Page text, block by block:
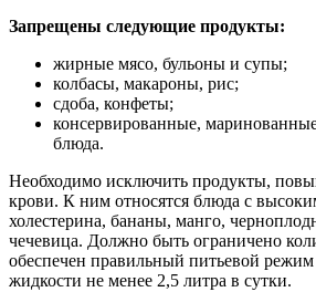
Запрещены следующие продукты:
жирные мясо, бульоны и супы;
колбасы, макароны, рис;
сдоба, конфеты;
консервированные,
блюда.
Необходимо исключить продукты,
крови. К ним относятся блюда с
холестерина, бананы, манго,
чечевица. Должно быть ограничено
обеспечен правильный питьевой
жидкости не менее 2,5 литра в сутки.